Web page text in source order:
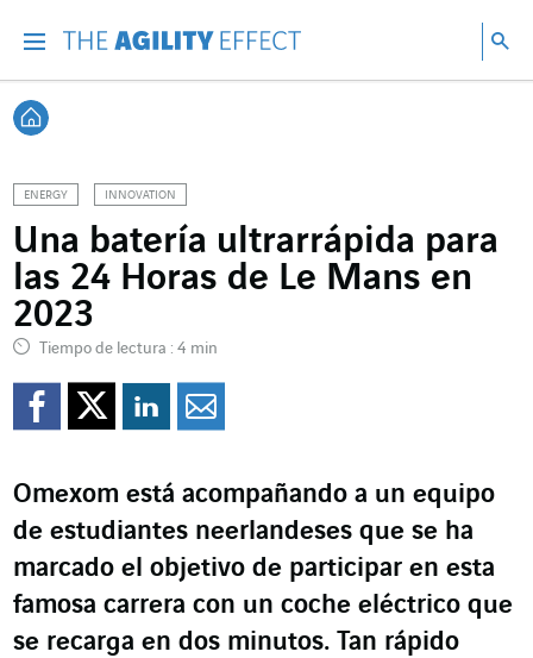
Volver a Inicio
ENERGY INNOVATION
Una batería ultrarrápida para
las 24 Horas de Le Mans en
2023
Tiempo de lectura : 4 min
Compartir en Facebook
Compartir en
Compartir en
Omexom está acompañando a un equipo
de estudiantes neerlandeses que se ha
marcado el objetivo de participar en esta
famosa carrera con un coche eléctrico que
se recarga en dos minutos. Tan rápido